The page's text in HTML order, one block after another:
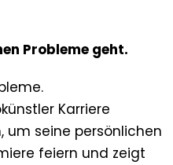
Probleme geht.
Karriere
um seine persönlichen
feiern und zeigt